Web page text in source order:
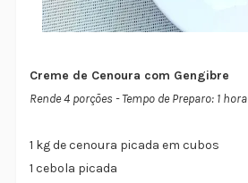
Creme de Cenoura com Gengibre
Rende 4 porções - Tempo de Preparo: 1 hora
1 kg de cenoura picada em cubos
1 cebola picada